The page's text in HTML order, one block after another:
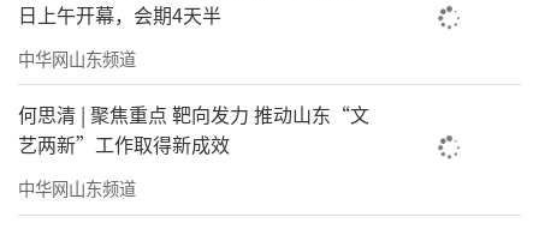
日上午开幕，会期4天半
中华网山东频道
何思清 | 聚焦重点 靶向发力 推动山东“文
艺两新”工作取得新成效
中华网山东频道